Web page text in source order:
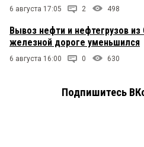
6 августа 17:05 2 498
Вывоз нефти и нефтегрузов
железной дороге уменьшился
6 августа 16:00 0 630
Подпишитесь